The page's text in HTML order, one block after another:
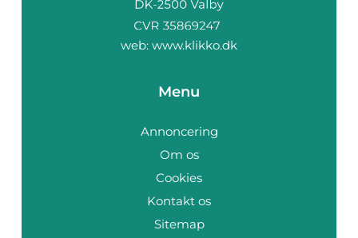
web: www.klikko.dk
Menu
Annoncering
Om os
Cookies
Kontakt os
Sitemap